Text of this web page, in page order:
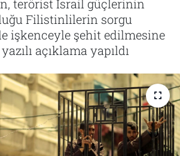
terörist İsrail güçlerinin
Filistinlilerin sorgu
işkenceyle şehit edilmesine
açıklama yapıldı